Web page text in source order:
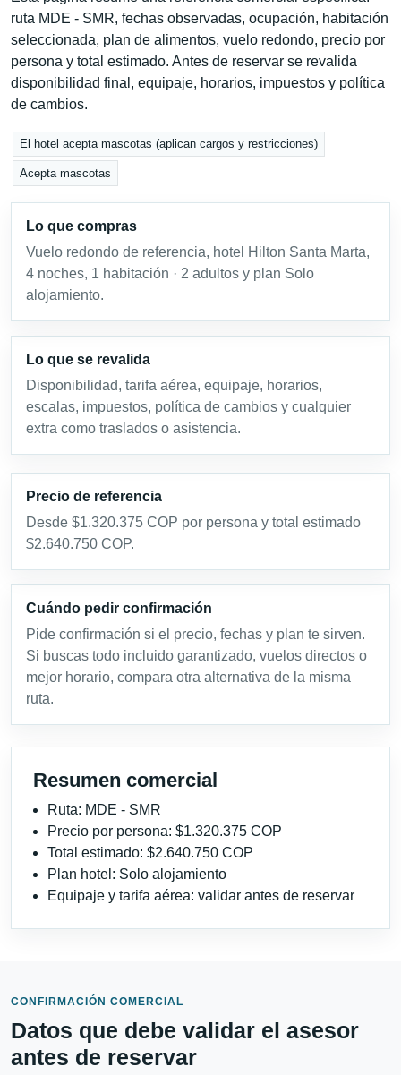
ruta MDE - SMR, fechas observadas, ocupación, habitación
seleccionada, plan de alimentos, vuelo redondo, precio por
persona y total estimado. Antes de reservar se revalida
disponibilidad final, equipaje, horarios, impuestos y política
de cambios.
El hotel acepta mascotas (aplican cargos y restricciones)
Acepta mascotas
Lo que compras
Vuelo redondo de referencia, hotel Hilton Santa Marta,
4 noches, 1 habitación · 2 adultos y plan Solo
alojamiento.
Lo que se revalida
Disponibilidad, tarifa aérea, equipaje, horarios,
escalas, impuestos, política de cambios y cualquier
extra como traslados o asistencia.
Precio de referencia
Desde $1.320.375 COP por persona y total estimado
$2.640.750 COP.
Cuándo pedir confirmación
Pide confirmación si el precio, fechas y plan te sirven.
Si buscas todo incluido garantizado, vuelos directos o
mejor horario, compara otra alternativa de la misma
ruta.
Resumen comercial
Ruta: MDE - SMR
Precio por persona: $1.320.375 COP
Total estimado: $2.640.750 COP
Plan hotel: Solo alojamiento
Equipaje y tarifa aérea: validar antes de reservar
CONFIRMACIÓN COMERCIAL
Datos que debe validar el asesor
antes de reservar